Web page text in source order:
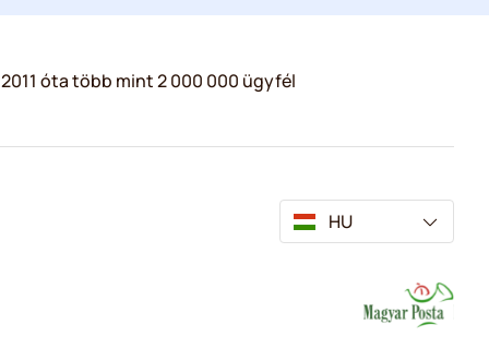
2011 óta több mint 2 000 000 ügyfél
HU